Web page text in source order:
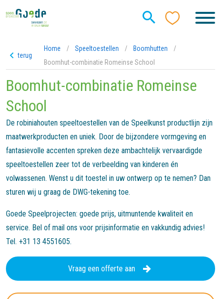
terug
Home / Speeltoestellen / Boomhutten
/
Boomhut-combinatie Romeinse School
Boomhut-combinatie Romeinse
School
De robiniahouten speeltoestellen van de Speelkunst productlijn zijn
maatwerkproducten en uniek. Door de bijzondere vormgeving en
fantasievolle accenten spreken deze ambachtelijk vervaardigde
speeltoestellen zeer tot de verbeelding van kinderen én
volwassenen. Wenst u dit toestel in uw ontwerp op te nemen? Dan
sturen wij u graag de DWG-tekening toe.
Goede Speelprojecten: goede prijs, uitmuntende kwaliteit en
service. Bel of mail ons voor prijsinformatie en vakkundig advies!
Tel. +31 13 4551605.
Vraag een offerte aan